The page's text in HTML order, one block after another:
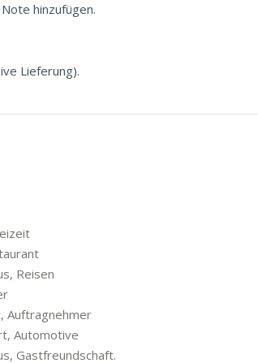
hinzufügen.
Lieferung).
Reisen
Auftragnehmer
Automotive
Gastfreundschaft.